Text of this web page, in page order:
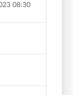
08:30